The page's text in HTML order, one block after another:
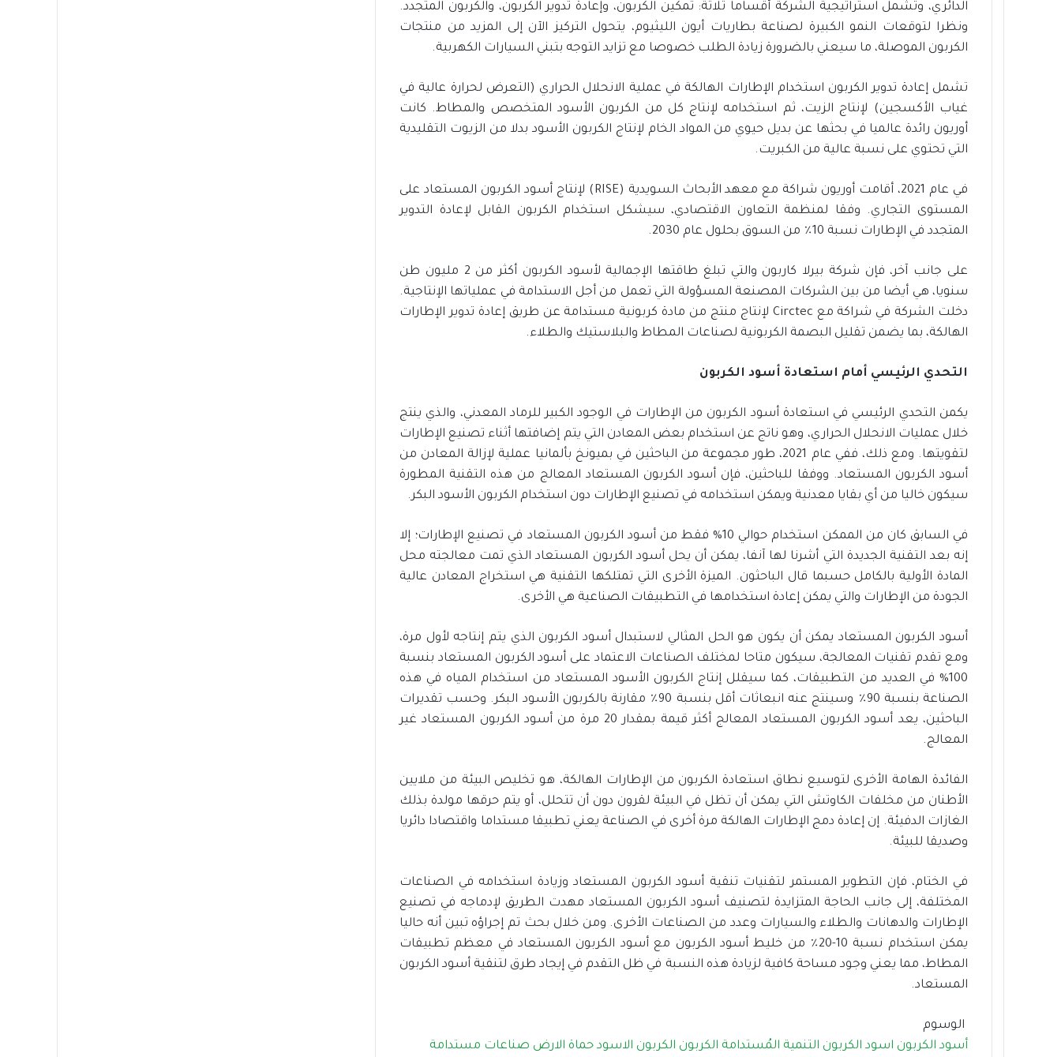
الدائري، وتشمل استراتيجية الشركة أقساما ثلاثة: تمكين الكربون، وإعادة تدوير الكربون، والكربون المتجدد.
ونظرا لتوقعات النمو الكبيرة لصناعة بطاريات أيون الليثيوم، يتحول التركيز الآن إلى المزيد من منتجات
الكربون الموصلة، ما سيعني بالضرورة زيادة الطلب خصوصا مع تزايد التوجه بتبني السيارات الكهربية.
تشمل إعادة تدوير الكربون استخدام الإطارات الهالكة في عملية الانحلال الحراري (التعرض لحرارة عالية في
غياب الأكسجين) لإنتاج الزيت، ثم استخدامه لإنتاج كل من الكربون الأسود المتخصص والمطاط. كانت
أوريون رائدة عالميا في بحثها عن بديل حيوي من المواد الخام لإنتاج الكربون الأسود بدلا من الزيوت التقليدية
التي تحتوي على نسبة عالية من الكبريت.
في عام 2021، أقامت أوريون شراكة مع معهد الأبحاث السويدية (RISE) لإنتاج أسود الكربون المستعاد على
المستوى التجاري. وفقا لمنظمة التعاون الاقتصادي، سيشكل استخدام الكربون القابل لإعادة التدوير
المتجدد في الإطارات نسبة 10٪ من السوق بحلول عام 2030.
على جانب آخر، فإن شركة بيرلا كاربون والتي تبلغ طاقتها الإجمالية لأسود الكربون أكثر من 2 مليون طن
سنويا، هي أيضا من بين الشركات المصنعة المسؤولة التي تعمل من أجل الاستدامة في عملياتها الإنتاجية.
دخلت الشركة في شراكة مع Circtec لإنتاج منتج من مادة كربونية مستدامة عن طريق إعادة تدوير الإطارات
الهالكة، بما يضمن تقليل البصمة الكربونية لصناعات المطاط والبلاستيك والطلاء.
التحدي الرئيسي أمام استعادة أسود الكربون
يكمن التحدي الرئيسي في استعادة أسود الكربون من الإطارات في الوجود الكبير للرماد المعدني، والذي ينتج
خلال عمليات الانحلال الحراري، وهو ناتج عن استخدام بعض المعادن التي يتم إضافتها أثناء تصنيع الإطارات
لتقويتها. ومع ذلك، ففي عام 2021، طور مجموعة من الباحثين في بميونخ بألمانيا عملية لإزالة المعادن من
أسود الكربون المستعاد. ووفقا للباحثين، فإن أسود الكربون المستعاد المعالج من هذه التقنية المطورة
سيكون خاليا من أي بقايا معدنية ويمكن استخدامه في تصنيع الإطارات دون استخدام الكربون الأسود البكر.
في السابق كان من الممكن استخدام حوالي 10% فقط من أسود الكربون المستعاد في تصنيع الإطارات؛ إلا
إنه بعد التقنية الجديدة التي أشرنا لها آنفا، يمكن أن يحل أسود الكربون المستعاد الذي تمت معالجته محل
المادة الأولية بالكامل حسبما قال الباحثون. الميزة الأخرى التي تمتلكها التقنية هي استخراج المعادن عالية
الجودة من الإطارات والتي يمكن إعادة استخدامها في التطبيقات الصناعية هي الأخرى.
أسود الكربون المستعاد يمكن أن يكون هو الحل المثالي لاستبدال أسود الكربون الذي يتم إنتاجه لأول مرة،
ومع تقدم تقنيات المعالجة، سيكون متاحا لمختلف الصناعات الاعتماد على أسود الكربون المستعاد بنسبة
100% في العديد من التطبيقات، كما سيقلل إنتاج الكربون الأسود المستعاد من استخدام المياه في هذه
الصناعة بنسبة 90٪ وسينتج عنه انبعاثات أقل بنسبة 90٪ مقارنة بالكربون الأسود البكر. وحسب تقديرات
الباحثين، يعد أسود الكربون المستعاد المعالج أكثر قيمة بمقدار 20 مرة من أسود الكربون المستعاد غير
المعالج.
الفائدة الهامة الأخرى لتوسيع نطاق استعادة الكربون من الإطارات الهالكة، هو تخليص البيئة من ملايين
الأطنان من مخلفات الكاوتش التي يمكن أن تظل في البيئة لقرون دون أن تتحلل، أو يتم حرقها مولدة بذلك
الغازات الدفيئة. إن إعادة دمج الإطارات الهالكة مرة أخرى في الصناعة يعني تطبيقا مستداما واقتصادا دائريا
وصديقا للبيئة.
في الختام، فإن التطوير المستمر لتقنيات تنقية أسود الكربون المستعاد وزيادة استخدامه في الصناعات
المختلفة، إلى جانب الحاجة المتزايدة لتصنيف أسود الكربون المستعاد مهدت الطريق لإدماجه في تصنيع
الإطارات والدهانات والطلاء والسيارات وعدد من الصناعات الأخرى. ومن خلال بحث تم إجراؤه تبين أنه حاليا
يمكن استخدام نسبة 10-20٪ من خليط أسود الكربون مع أسود الكربون المستعاد في معظم تطبيقات
المطاط، مما يعني وجود مساحة كافية لزيادة هذه النسبة في ظل التقدم في إيجاد طرق لتنقية أسود الكربون
المستعاد.
الوسوم
أسود الكربون اسود الكربون التنمية المُستدامة الكربون الكربون الاسود حماة الارض صناعات مستدامة